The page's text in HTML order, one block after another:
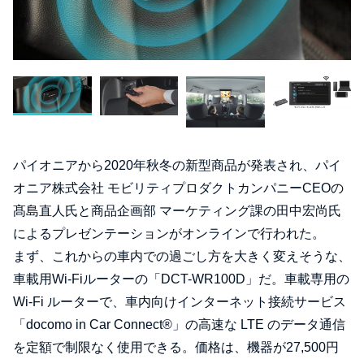
パイオニアから2020年秋冬の新型商品が発表され、パイ
オニア株式会社 モビリティプロダクトカンパニーCEOの
髙島直人氏と商品企画部 マーケティング課の田中宏尚氏
によるプレゼンテーションがオンラインで行われた。
まず、これからの車内での過ごし方を大きく変えそうな、
車載用Wi-Fiルーターの「DCT-WR100D」だ。車載専用の
Wi-Fi ルーターで、車内向けインターネット接続サービス
「docomo in Car Connect®」の高速な LTE のデータ通信
を定額で制限なく使用できる。価格は、機器が27,500円